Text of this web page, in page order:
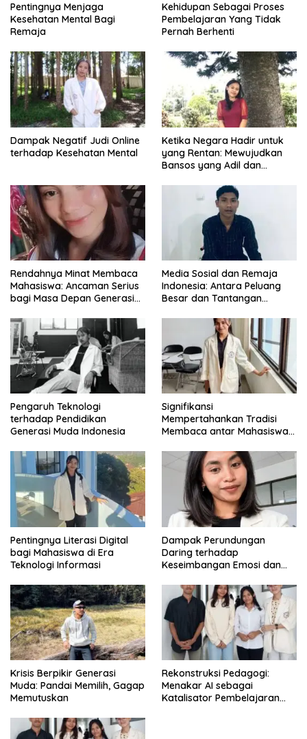
Pentingnya Menjaga
Kesehatan Mental Bagi
Remaja
Kehidupan Sebagai Proses
Pembelajaran Yang Tidak
Pernah Berhenti
Dampak Negatif Judi Online
terhadap Kesehatan Mental
Ketika Negara Hadir untuk
yang Rentan: Mewujudkan
Bansos yang Adil dan
Rendahnya Minat Membaca
Mahasiswa: Ancaman Serius
bagi Masa Depan Generasi
Media Sosial dan Remaja
Indonesia: Antara Peluang
Besar dan Tantangan
Pengaruh Teknologi
terhadap Pendidikan
Generasi Muda Indonesia
Signifikansi
Mempertahankan Tradisi
Membaca antar Mahasiswa
Pentingnya Literasi Digital
bagi Mahasiswa di Era
Teknologi Informasi
Dampak Perundungan
Daring terhadap
Keseimbangan Emosi dan
Krisis Berpikir Generasi
Muda: Pandai Memilih, Gagap
Memutuskan
Rekonstruksi Pedagogi:
Menakar AI sebagai
Katalisator Pembelajaran